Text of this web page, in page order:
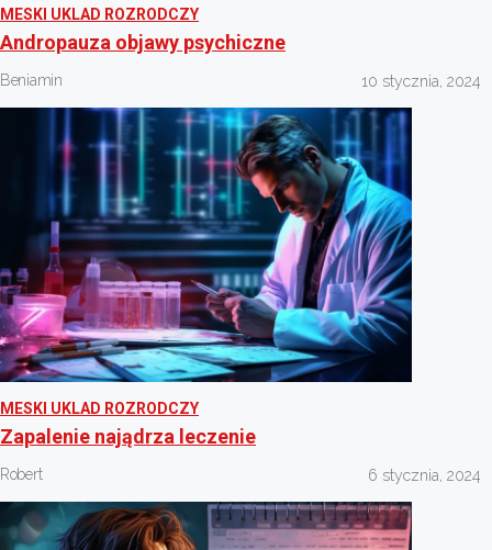
MESKI UKLAD ROZRODCZY
Andropauza objawy psychiczne
Beniamin 10 stycznia, 2024
MESKI UKLAD ROZRODCZY
Zapalenie najądrza leczenie
Robert 6 stycznia, 2024